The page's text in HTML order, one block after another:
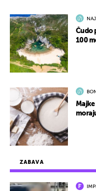
ZABAVA
Čudo
100